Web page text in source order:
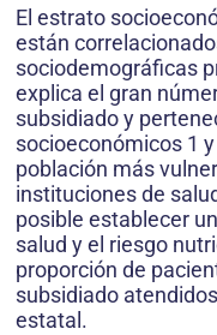
El estrato
están
sociodemográficas
explica el gran
subsidiado y
socioeconómicos 1
población más
instituciones de
posible establecer
salud y el riesgo
proporción de
subsidiado
estatal.